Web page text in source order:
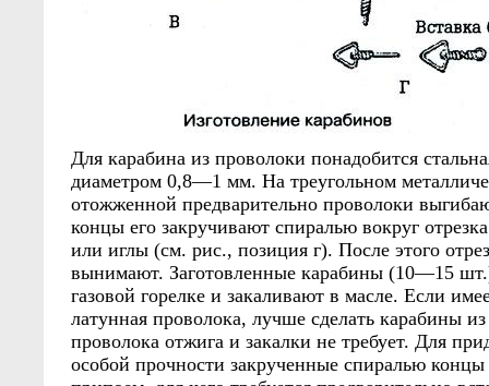
Для карабина из проволоки понадобится
диаметром 0,8—1 мм. На треугольном
отожженной предварительно проволоки
концы его закручивают спиралью вокруг
или иглы (см. рис., позиция г). После этого
вынимают. Заготовленные карабины (10—15
газовой горелке и закаливают в масле. Если
латунная проволока, лучше сделать карабины
проволока отжига и закалки не требует. Для
особой прочности закрученные спиралью